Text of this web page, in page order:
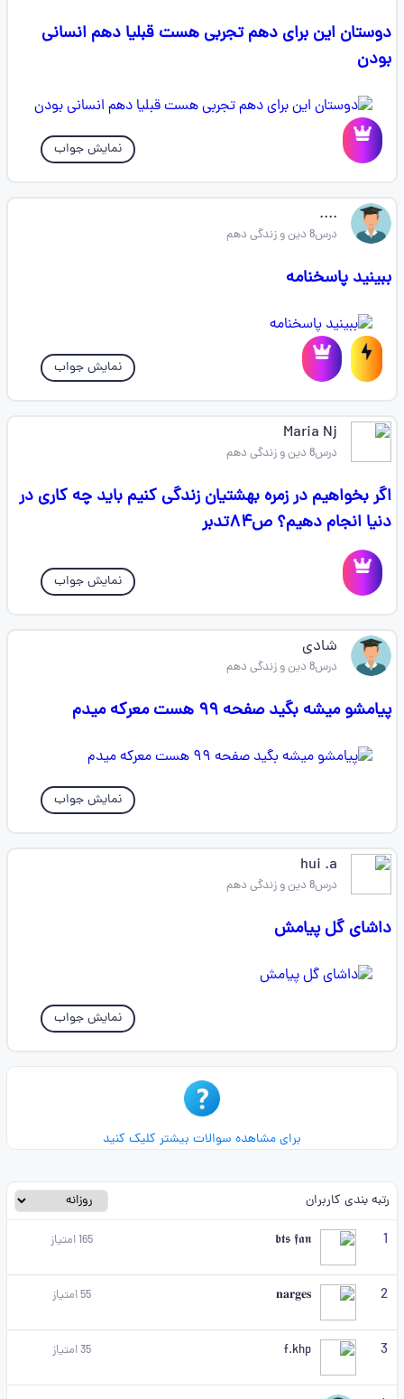
دوستان این برای دهم تجربی هست قبلیا دهم انسانی
بودن
نمایش جواب
....
درس8 دین و زندگی دهم
ببینید پاسخنامه
نمایش جواب
Maria Nj
درس8 دین و زندگی دهم
اگر بخواهیم در زمره بهشتیان زندگی کنیم باید چه کاری در
دنیا انجام دهیم؟ ص۸۴تدبر
نمایش جواب
شادی
درس8 دین و زندگی دهم
پیامشو میشه بگید صفحه ۹۹ هست معرکه میدم
نمایش جواب
hui .a
درس8 دین و زندگی دهم
داشای گل پیامش
نمایش جواب
برای مشاهده سوالات بیشتر کلیک کنید
رتبه بندی کاربران
1
𝖇𝖙𝖘 𝖋𝖆𝖓
165امتیاز
2
𝐧𝐚𝐫𝐠𝐞𝐬
55امتیاز
3
f.khp
35امتیاز